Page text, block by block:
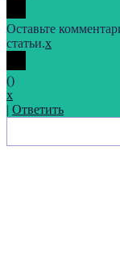
Оставьте
статьи.x
()
x
| Ответить